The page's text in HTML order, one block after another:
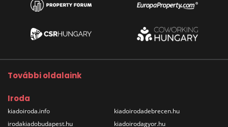
További oldalaink
Iroda
kiadoiroda.info
irodakiadobudapest.hu
kiadoirodadebrecen.hu
kiadoirodagyor.hu